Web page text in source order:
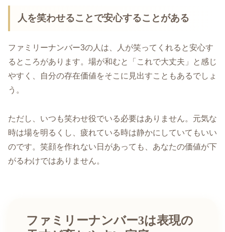
人を笑わせることで安心することがある
ファミリーナンバー3の人は、人が笑ってくれると安心す
るところがあります。場が和むと「これで大丈夫」と感じ
やすく、自分の存在価値をそこに見出すこともあるでしょ
う。
ただし、いつも笑わせ役でいる必要はありません。元気な
時は場を明るくし、疲れている時は静かにしていてもいい
のです。笑顔を作れない日があっても、あなたの価値が下
がるわけではありません。
ファミリーナンバー3は表現の